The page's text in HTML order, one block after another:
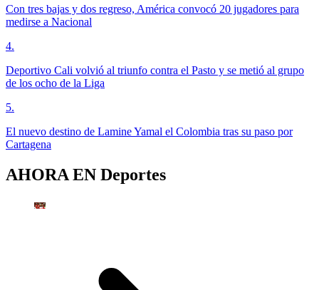
Con tres bajas y dos regreso, América convocó 20 jugadores para
medirse a Nacional
4.
Deportivo Cali volvió al triunfo contra el Pasto y se metió al grupo
de los ocho de la Liga
5.
El nuevo destino de Lamine Yamal el Colombia tras su paso por
Cartagena
AHORA EN Deportes